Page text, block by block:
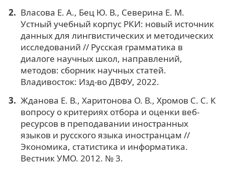
Власова Е. А., Бец Ю. В., Северина Е. М.
Устный учебный корпус РКИ: новый источник
данных для лингвистических и методических
исследований // Русская грамматика в
диалоге научных школ, направлений,
методов: сборник научных статей.
Владивосток: Изд-во ДВФУ, 2022.
Жданова Е. В., Харитонова О. В., Хромов С. С. К
вопросу о критериях отбора и оценки веб-
ресурсов в преподавании иностранных
языков и русского языка иностранцам //
Экономика, статистика и информатика.
Вестник УМО. 2012. № 3.